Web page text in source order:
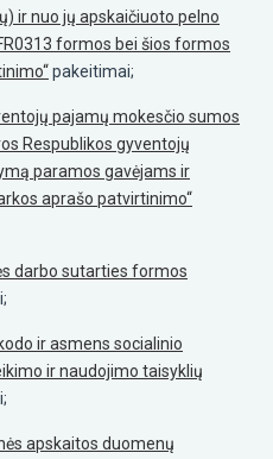
ir nuo jų apskaičiuoto pelno
formos bei šios formos
pakeitimai;
pajamų mokesčio sumos
Respublikos gyventojų
paramos gavėjams ir
aprašo patvirtinimo“
darbo sutarties formos
ir asmens socialinio
ir naudojimo taisyklių
apskaitos duomenų